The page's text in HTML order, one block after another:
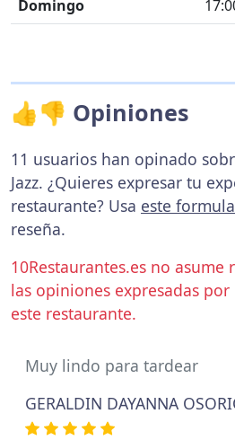
Domingo
👍👎 Opiniones
11 usuarios han opinado
Jazz. ¿Quieres expresar tu
restaurante? Usa este
reseña.
10Restaurantes.es no
las opiniones expresadas
este restaurante.
Muy lindo para tardear
GERALDIN DAYANNA